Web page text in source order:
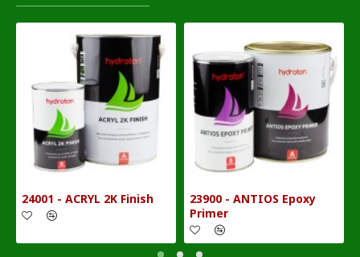
24001 - ACRYL 2K Finish
23900 - ANTIOS Epoxy
Primer